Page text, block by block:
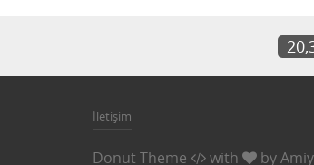
İletişim
Donut Theme with by